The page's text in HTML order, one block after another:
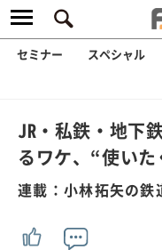
セミナー スペシャル
JR・私鉄・地下
るワケ、“使い
連載：小林拓矢の鉄